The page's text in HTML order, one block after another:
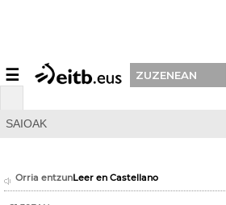
☰ ZUZENEAN
SAIOAK
Orria entzunLeer en Castellano